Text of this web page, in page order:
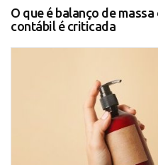
O que é balanço de
contábil é criticada